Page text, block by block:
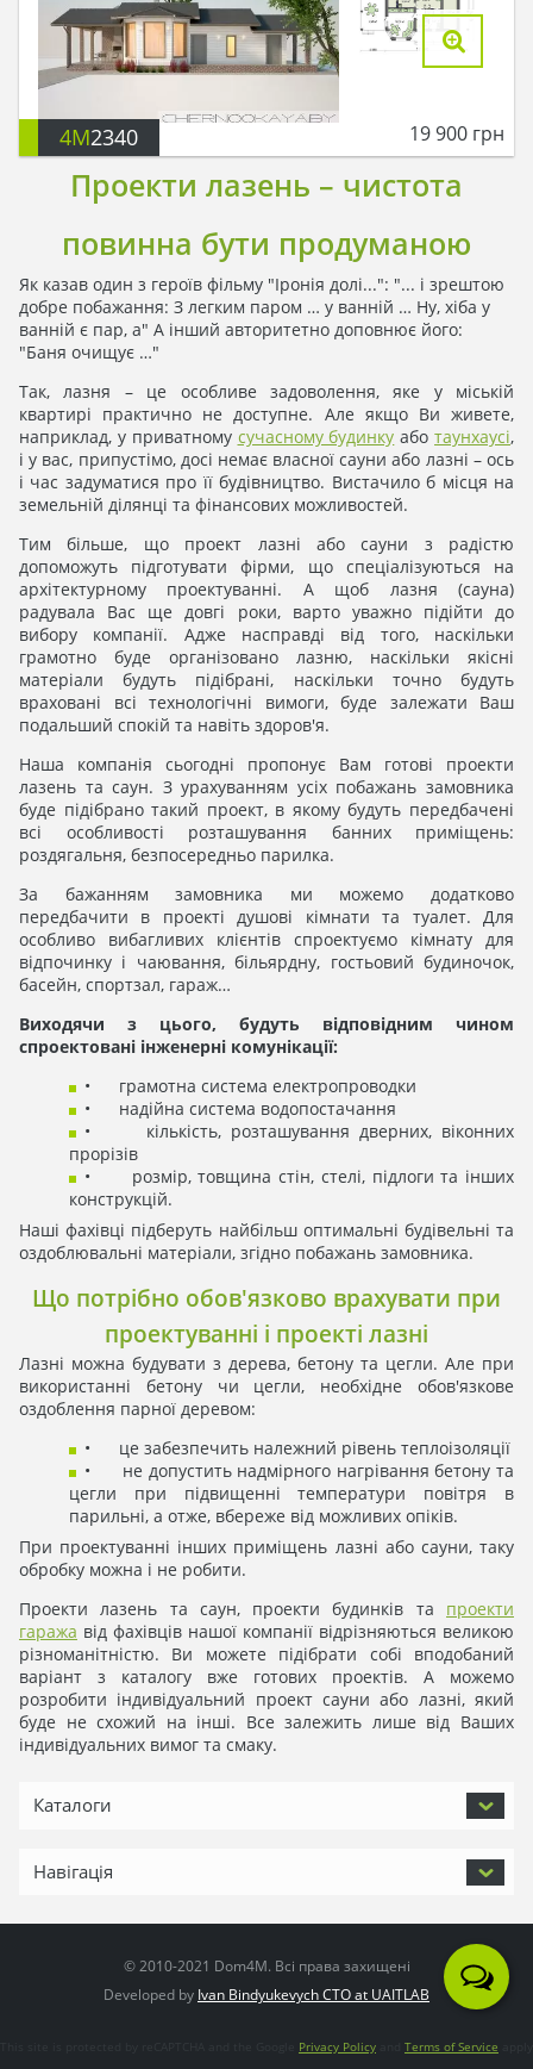
4M2340 19 900 грн
Проекти лазень – чистота
повинна бути продуманою
Як казав один з героїв фільму "Іронія долі...": "... і зрештою
добре побажання: З легким паром … у ванній … Ну, хіба у
ванній є пар, а" А інший авторитетно доповнює його:
"Баня очищує …"
Так, лазня – це особливе задоволення, яке у міській
квартирі практично не доступне. Але якщо Ви живете,
наприклад, у приватному сучасному будинку аботаунхаусі,
і у вас, припустімо, досі немає власної сауни або лазні – ось
і час задуматися про її будівництво. Вистачило б місця на
земельній ділянці та фінансових можливостей.
Тим більше, що проект лазні або сауни з радістю
допоможуть підготувати фірми, що спеціалізуються на
архітектурному проектуванні. А щоб лазня (сауна)
радувала Вас ще довгі роки, варто уважно підійти до
вибору компанії. Адже насправді від того, наскільки
грамотно буде організовано лазню, наскільки якісні
матеріали будуть підібрані, наскільки точно будуть
враховані всі технологічні вимоги, буде залежати Ваш
подальший спокій та навіть здоров'я.
Наша компанія сьогодні пропонує Вам готові проекти
лазень та саун. З урахуванням усіх побажань замовника
буде підібрано такий проект, в якому будуть передбачені
всі особливості розташування банних приміщень:
роздягальня, безпосередньо парилка.
За бажанням замовника ми можемо додатково
передбачити в проекті душові кімнати та туалет. Для
особливо вибагливих клієнтів спроектуємо кімнату для
відпочинку і чаювання, більярдну, гостьовий будиночок,
басейн, спортзал, гараж…
Виходячи з цього, будуть відповідним чином
спроектовані інженерні комунікації:
• грамотна система електропроводки
• надійна система водопостачання
• кількість, розташування дверних, віконних
прорізів
• розмір, товщина стін, стелі, підлоги та інших
конструкцій.
Наші фахівці підберуть найбільш оптимальні будівельні та
оздоблювальні матеріали, згідно побажань замовника.
Що потрібно обов'язково врахувати при
проектуванні і проекті лазні
Лазні можна будувати з дерева, бетону та цегли. Але при
використанні бетону чи цегли, необхідне обов'язкове
оздоблення парної деревом:
• це забезпечить належний рівень теплоізоляції
• не допустить надмірного нагрівання бетону та
цегли при підвищенні температури повітря в
парильні, а отже, вбереже від можливих опіків.
При проектуванні інших приміщень лазні або сауни, таку
обробку можна і не робити.
Проекти лазень та саун, проекти будинків та проекти
гаража від фахівців нашої компанії відрізняються великою
різноманітністю. Ви можете підібрати собі вподобаний
варіант з каталогу вже готових проектів. А можемо
розробити індивідуальний проект сауни або лазні, який
буде не схожий на інші. Все залежить лише від Ваших
індивідуальних вимог та смаку.
Каталоги
Навігація
© 2010-2021 Dom4M. Всі права захищені
Developed by Ivan Bindyukevych CTO at UAITLAB
Privacy Policy Terms of Service